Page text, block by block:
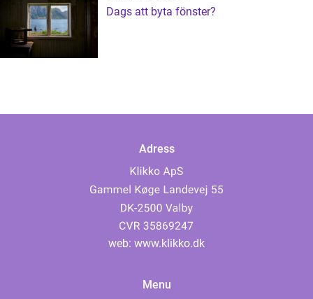
Dags att byta fönster?
Adress
web: www.klikko.dk
Menu